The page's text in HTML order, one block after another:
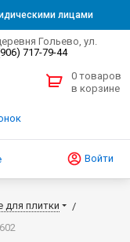
лицами
Гольево, ул.
717-79-44
0 товаров
в корзине
Войти
для плитки